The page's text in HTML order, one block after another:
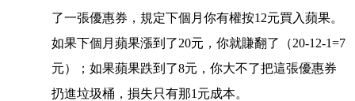
了一張優惠券，規定下個月你有權按12元買入蘋果。
如果下個月蘋果漲到了20元，你就賺翻了（20-12-1=7
元）；如果蘋果跌到了8元，你大不了把這張優惠券
扔進垃圾桶，損失只有那1元成本。